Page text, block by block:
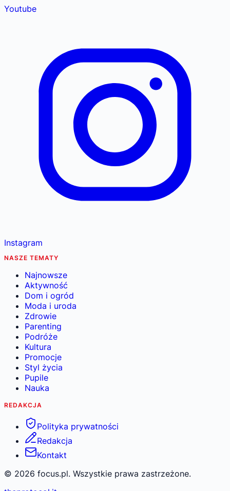
Youtube
Instagram
NASZE TEMATY
Najnowsze
Aktywność
Dom i ogród
Moda i uroda
Zdrowie
Parenting
Podróże
Kultura
Promocje
Styl życia
Pupile
Nauka
REDAKCJA
Polityka prywatności
Redakcja
Kontakt
© 2026 focus.pl. Wszystkie prawa zastrzeżone.